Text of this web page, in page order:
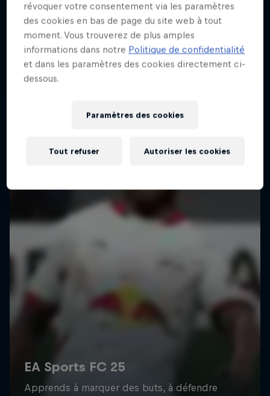
révoquer votre consentement via les paramètres
des cookies en bas de page du site web à tout
moment. Vous trouverez de plus amples
informations dans notre Politique de confidentialité
et dans les paramètres des cookies directement ci-
dessous.
Paramètres des cookies
Tout refuser Autoriser les cookies